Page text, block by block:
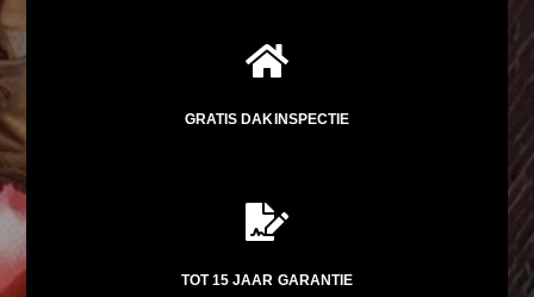

GRATIS DAKINSPECTIE

TOT 15 JAAR GARANTIE